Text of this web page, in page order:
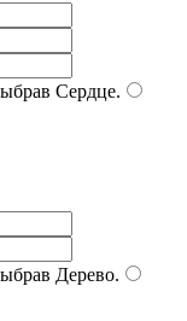
Сердце.
Дерево.